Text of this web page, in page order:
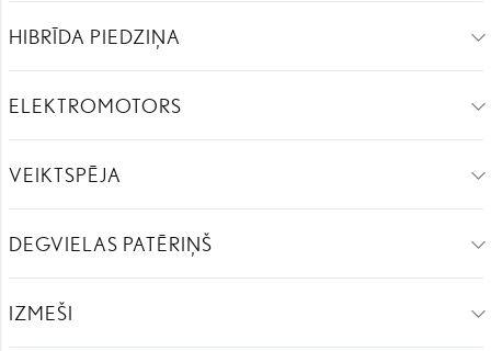
HIBRĪDA PIEDZIŅA
ELEKTROMOTORS
VEIKTSPĒJA
DEGVIELAS PATĒRIŅŠ
IZMEŠI